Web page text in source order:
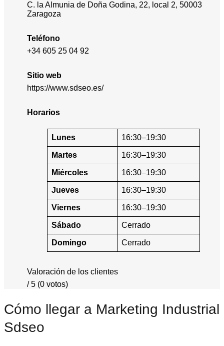
C. la Almunia de Doña Godina, 22, local 2, 50003
Zaragoza
Teléfono
+34 605 25 04 92
Sitio web
https://www.sdseo.es/
Horarios
Lunes 16:30–19:30
Martes 16:30–19:30
Miércoles 16:30–19:30
Jueves 16:30–19:30
Viernes 16:30–19:30
Sábado Cerrado
Domingo Cerrado
Valoración de los clientes
/ 5 (0 votos)
Cómo llegar a Marketing Industrial
Sdseo